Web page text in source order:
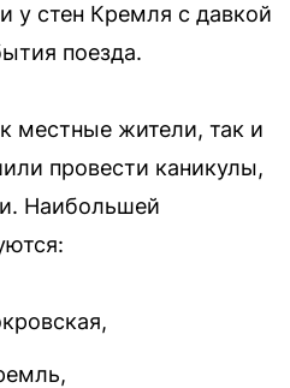
у стен Кремля с давкой
поезда.
местные жители, так и
провести каникулы,
Наибольшей